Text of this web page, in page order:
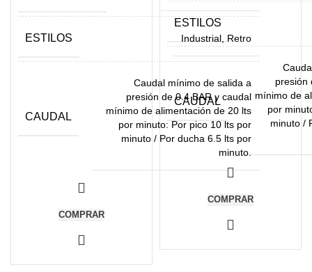
ESTILOS Industrial, Retro
CAUDAL
Caudal mínimo de salida a
presión de 0.4 BAR y caudal
mínimo de alimentación de 20 lts
por minuto: Por pico 10 lts por
minuto / Por ducha 6.5 lts por
minuto.
COMPRAR
ESTILOS
CAUDAL
presión
mínimo de
por
minuto /
COMPRAR